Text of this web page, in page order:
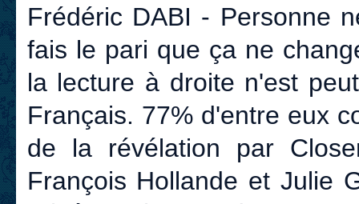
Frédéric DABI - Personne
fais le pari que ça ne
la lecture à droite n'est
Français. 77% d'entre eux
de la révélation par
François Hollande et Julie